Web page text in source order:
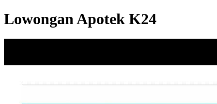
Lowongan Apotek K24